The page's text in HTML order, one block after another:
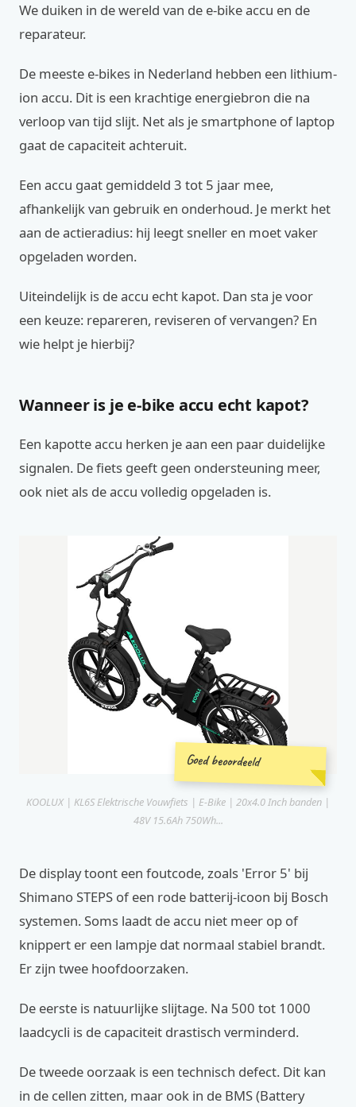
We duiken in de wereld van de e-bike accu en de
reparateur.
De meeste e-bikes in Nederland hebben een lithium-
ion accu. Dit is een krachtige energiebron die na
verloop van tijd slijt. Net als je smartphone of laptop
gaat de capaciteit achteruit.
Een accu gaat gemiddeld 3 tot 5 jaar mee,
afhankelijk van gebruik en onderhoud. Je merkt het
aan de actieradius: hij leegt sneller en moet vaker
opgeladen worden.
Uiteindelijk is de accu echt kapot. Dan sta je voor
een keuze: repareren, reviseren of vervangen? En
wie helpt je hierbij?
Wanneer is je e-bike accu echt kapot?
Een kapotte accu herken je aan een paar duidelijke
signalen. De fiets geeft geen ondersteuning meer,
ook niet als de accu volledig opgeladen is.
Goed beoordeeld
KOOLUX | KL6S Elektrische Vouwfiets | E-Bike | 20x4.0 Inch banden |
48V 15.6Ah 750Wh...
De display toont een foutcode, zoals 'Error 5' bij
Shimano STEPS of een rode batterij-icoon bij Bosch
systemen. Soms laadt de accu niet meer op of
knippert er een lampje dat normaal stabiel brandt.
Er zijn twee hoofdoorzaken.
De eerste is natuurlijke slijtage. Na 500 tot 1000
laadcycli is de capaciteit drastisch verminderd.
De tweede oorzaak is een technisch defect. Dit kan
in de cellen zitten, maar ook in de BMS (Battery